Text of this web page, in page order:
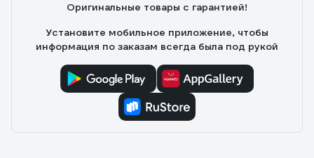
Оригинальные товары с гарантией!
Установите мобильное приложение, чтобы
информация по заказам всегда была под рукой